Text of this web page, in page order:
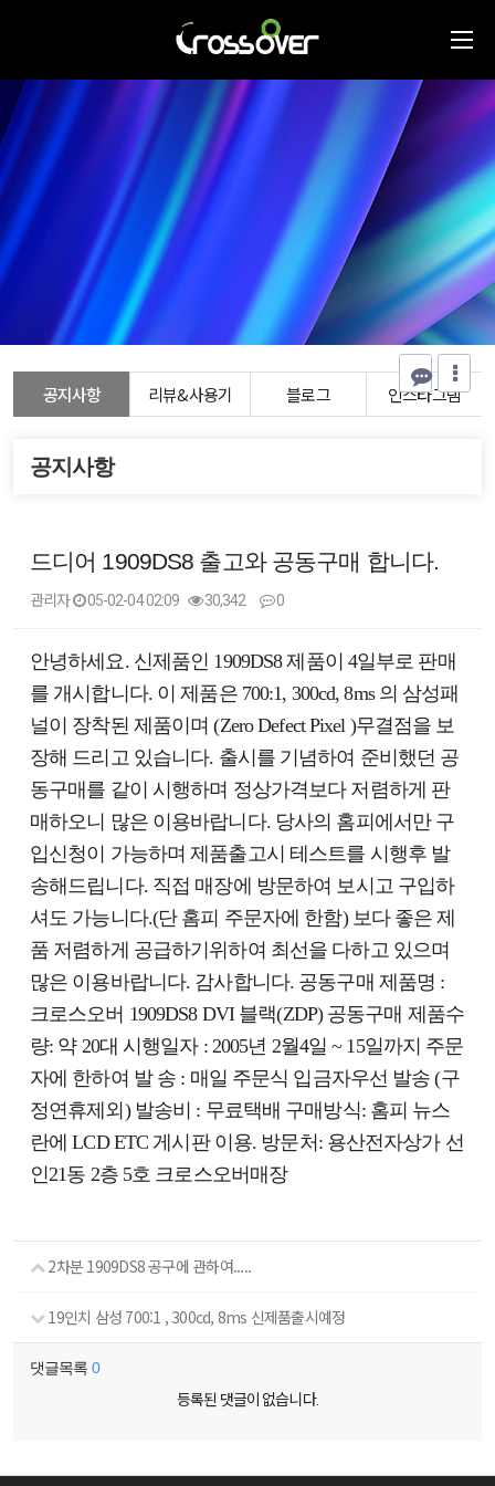
공지사항 리뷰&사용기 블로그 인스타그램
공지사항
드디어 1909DS8 출고와 공동구매 합니다.
관리자 05-02-04 02:09 30,342 0
본문
안녕하세요. 신제품인 1909DS8 제품이 4일부로 판매
를 개시합니다. 이 제품은 700:1, 300cd, 8ms 의 삼성패
널이 장착된 제품이며 (Zero Defect Pixel )무결점을 보
장해 드리고 있습니다. 출시를 기념하여 준비했던 공
동구매를 같이 시행하며 정상가격보다 저렴하게 판
매하오니 많은 이용바랍니다. 당사의 홈피에서만 구
입신청이 가능하며 제품출고시 테스트를 시행후 발
송해드립니다. 직접 매장에 방문하여 보시고 구입하
셔도 가능니다.(단 홈피 주문자에 한함) 보다 좋은 제
품 저렴하게 공급하기위하여 최선을 다하고 있으며
많은 이용바랍니다. 감사합니다. 공동구매 제품명 :
크로스오버 1909DS8 DVI 블랙(ZDP) 공동구매 제품수
량: 약 20대 시행일자 : 2005년 2월4일 ~ 15일까지 주문
자에 한하여 발 송 : 매일 주문식 입금자우선 발송 (구
정연휴제외) 발송비 : 무료택배 구매방식: 홈피 뉴스
란에 LCD ETC 게시판 이용. 방문처: 용산전자상가 선
인21동 2층 5호 크로스오버매장
2차분 1909DS8 공구에 관하여.....
19인치 삼성 700:1 , 300cd, 8ms 신제품출시예정
댓글목록 0
등록된 댓글이 없습니다.